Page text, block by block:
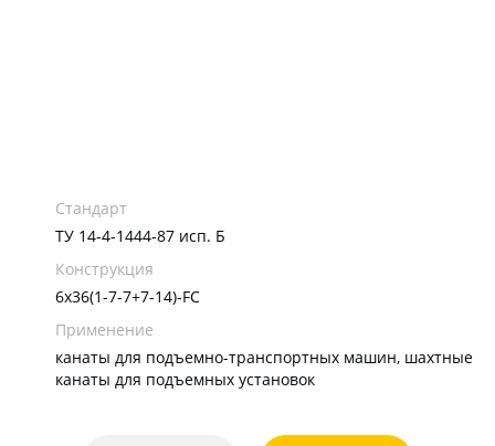
Стандарт
ТУ 14-4-1444-87 исп. Б
Конструкция
6х36(1-7-7+7-14)-FC
Применение
канаты для подъемно-транспортных машин, шахтные
канаты для подъемных установок